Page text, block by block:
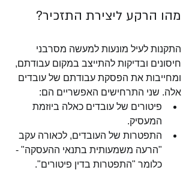
מהו הרקע ליצירת התזכיר?
התקנות לעיל מונעות למעשה מסרבני
חיסונים ובדיקות להתייצב במקום עבודתם,
ומחייבות את הפסקת עבודתם של עובדים
אלה. שני התרחישים האפשריים הם:
פיטורים של עובדים כאלה ביוזמת
המעסיק.
התפטרות של העובדים, לכאורה עקב
"הרעה משמעותית בתנאי ההעסקה" -
כלומר "התפטרות בדין פיטורים".